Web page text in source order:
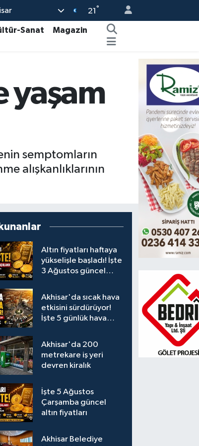
21 °
Sanat
Magazin
yaşam
semptomların
alışkanlıklarının
Altın fiyatları haftaya
yükselişle başladı! İşte
3 Ağustos güncel
Akhisar'da sıcak hava
etkisini sürdürüyor!
İşte 5 günlük hava
Akhisar'da 200
metrekare iş yeri
devren kiralık
İşte 5 Ağustos
Çarşamba güncel
altın fiyatları
Akhisar Belediye